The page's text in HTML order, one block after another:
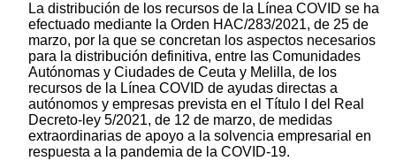
La distribución de los recursos de la Línea COVID se ha
efectuado mediante la Orden HAC/283/2021, de 25 de
marzo, por la que se concretan los aspectos necesarios
para la distribución definitiva, entre las Comunidades
Autónomas y Ciudades de Ceuta y Melilla, de los
recursos de la Línea COVID de ayudas directas a
autónomos y empresas prevista en el Título I del Real
Decreto-ley 5/2021, de 12 de marzo, de medidas
extraordinarias de apoyo a la solvencia empresarial en
respuesta a la pandemia de la COVID-19.